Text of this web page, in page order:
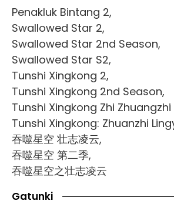
Penakluk Bintang 2,
Swallowed Star 2,
Swallowed Star 2nd Season,
Swallowed Star S2,
Tunshi Xingkong 2,
Tunshi Xingkong 2nd Season,
Tunshi Xingkong Zhi Zhuangzhi
Tunshi Xingkong: Zhuanzhi
吞噬星空 壮志凌云,
吞噬星空 第二季,
吞噬星空之壮志凌云
Gatunki